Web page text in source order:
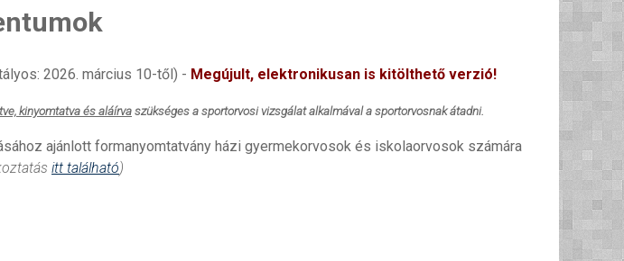
2026. március 10-től) - Megújult, elektronikusan is kitölthető verzió!
kinyomtatva és aláírva szükséges a sportorvosi vizsgálat alkalmával a sportorvosnak átadni.
ajánlott formanyomtatvány házi gyermekorvosok és iskolaorvosok számára
itt található)